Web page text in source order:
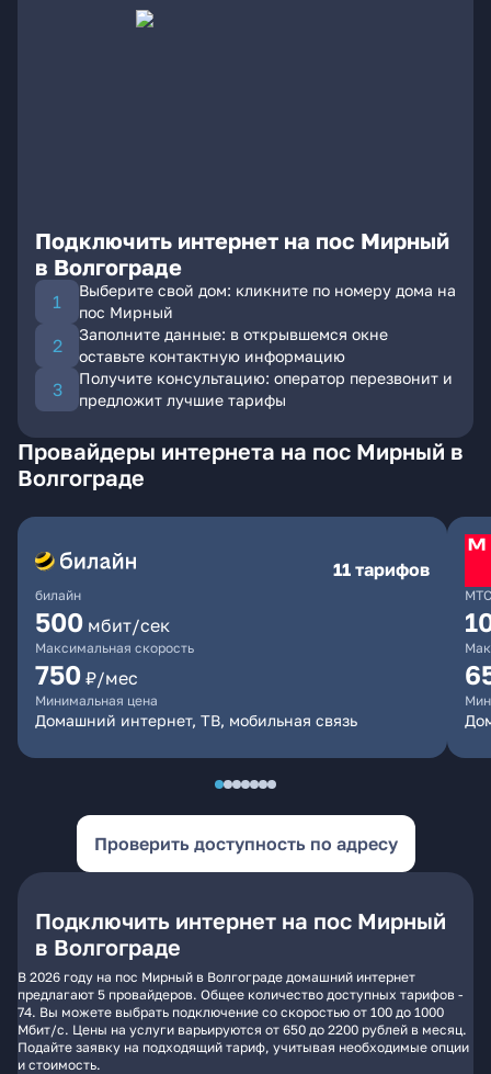
Подключить интернет на пос Мирный
в Волгограде
Выберите свой дом: кликните по номеру дома на
пос Мирный
Заполните данные: в открывшемся окне
оставьте контактную информацию
Получите консультацию: оператор перезвонит и
предложит лучшие тарифы
Провайдеры интернета на пос Мирный в
Волгограде
билайн
11 тарифов
500 мбит/сек
Максимальная скорость
750 ₽/мес
Минимальная цена
Домашний интернет, ТВ, мобильная связь
МТС
Проверить доступность по адресу
Подключить интернет на пос Мирный
в Волгограде
В 2026 году на пос Мирный в Волгограде домашний интернет
предлагают 5 провайдеров. Общее количество доступных тарифов -
74. Вы можете выбрать подключение со скоростью от 100 до 1000
Мбит/с. Цены на услуги варьируются от 650 до 2200 рублей в месяц.
Подайте заявку на подходящий тариф, учитывая необходимые опции
и стоимость.